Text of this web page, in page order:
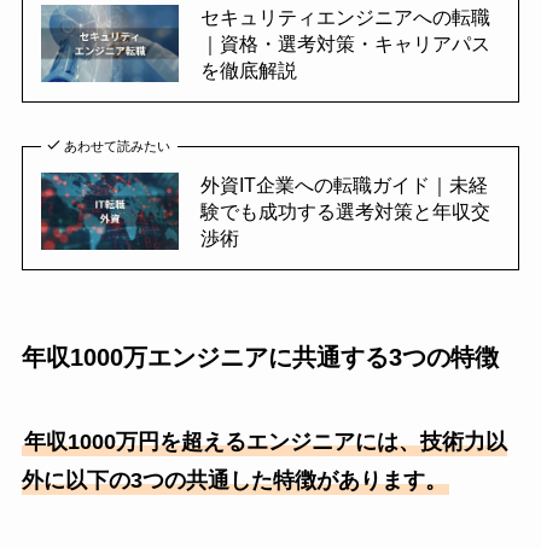
セキュリティエンジニアへの転職
｜資格・選考対策・キャリアパス
を徹底解説
あわせて読みたい
外資IT企業への転職ガイド｜未経
験でも成功する選考対策と年収交
渉術
年収1000万エンジニアに共通する3つの特徴
年収1000万円を超えるエンジニアには、技術力以
外に以下の3つの共通した特徴があります。